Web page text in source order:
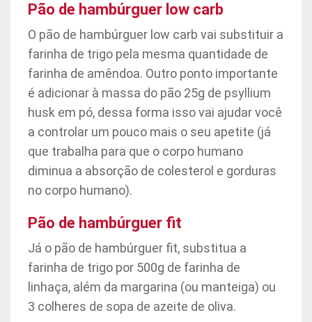
Pão de hambúrguer low carb
O pão de hambúrguer low carb vai substituir a
farinha de trigo pela mesma quantidade de
farinha de amêndoa. Outro ponto importante
é adicionar à massa do pão 25g de psyllium
husk em pó, dessa forma isso vai ajudar você
a controlar um pouco mais o seu apetite (já
que trabalha para que o corpo humano
diminua a absorção de colesterol e gorduras
no corpo humano).
Pão de hambúrguer fit
Já o pão de hambúrguer fit, substitua a
farinha de trigo por 500g de farinha de
linhaça, além da margarina (ou manteiga) ou
3 colheres de sopa de azeite de oliva.